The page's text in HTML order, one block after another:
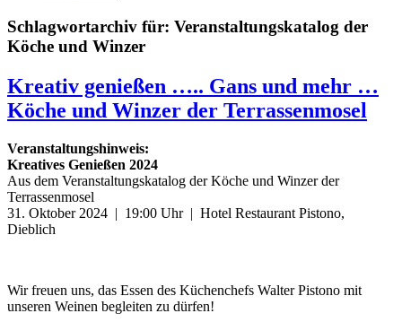
Schlagwortarchiv für: Veranstaltungskatalog der
Köche und Winzer
Kreativ genießen ….. Gans und mehr …
Köche und Winzer der Terrassenmosel
Veranstaltungshinweis:
Kreatives Genießen 2024
Aus dem Veranstaltungskatalog der Köche und Winzer der
Terrassenmosel
31. Oktober 2024 | 19:00 Uhr | Hotel Restaurant Pistono,
Dieblich
Wir freuen uns, das Essen des Küchenchefs Walter Pistono mit
unseren Weinen begleiten zu dürfen!